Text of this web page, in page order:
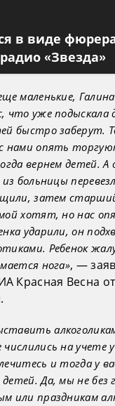
в виде
«Звезда»
маленькие,
что уже подыскала
быстро заберут.
нами опять
вернем детей. А
из больницы
затем
хотят, но нас
ударили, он
Ребенок
нога», —
Красная Весна
на учете
и тогда у
Да, мы не без
или праздникам